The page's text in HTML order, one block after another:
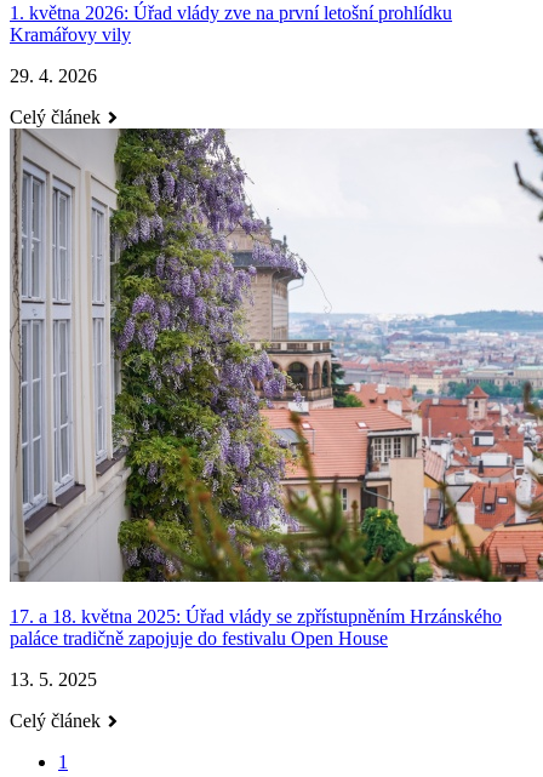
1. května 2026: Úřad vlády zve na první letošní prohlídku
Kramářovy vily
29. 4. 2026
Celý článek
17. a 18. května 2025: Úřad vlády se zpřístupněním Hrzánského
paláce tradičně zapojuje do festivalu Open House
13. 5. 2025
Celý článek
1